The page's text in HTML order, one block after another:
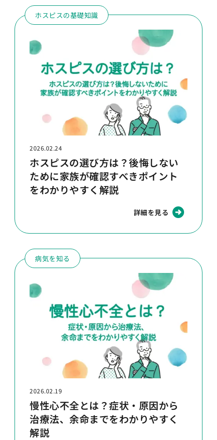
ホスピスの基礎知識
2026.02.24
ホスピスの選び方は？後悔しない
ために家族が確認すべきポイント
をわかりやすく解説
詳細を見る
病気を知る
2026.02.19
慢性心不全とは？症状・原因から
治療法、余命までをわかりやすく
解説